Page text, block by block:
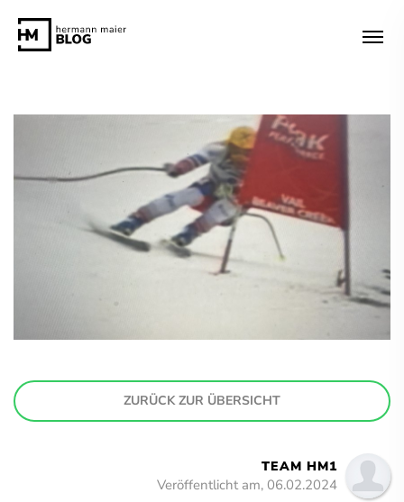
ZURÜCK ZUR ÜBERSICHT
TEAM HM1
Veröffentlicht am, 06.02.2024